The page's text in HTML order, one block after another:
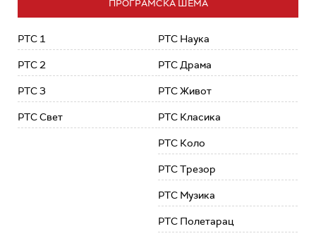
ПРОГРАМСКА ШЕМА
РТС 1
РТС 2
РТС 3
РТС Свет
РТС Наука
РТС Драма
РТС Живот
РТС Класика
РТС Коло
РТС Трезор
РТС Музика
РТС Полетарац